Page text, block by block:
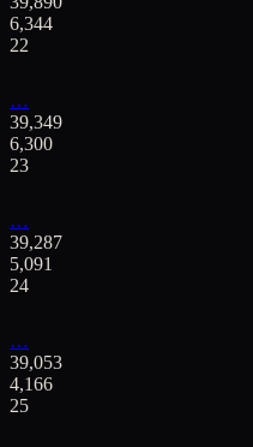
6,344
22
…
39,349
6,300
23
…
39,287
5,091
24
…
39,053
4,166
25